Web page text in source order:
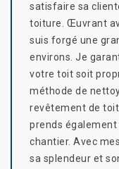
satisfaire sa
toiture. Œuvrant
suis forgé une
environs. Je
votre toit soit
méthode de
revêtement de
prends
chantier. Avec
sa splendeur et